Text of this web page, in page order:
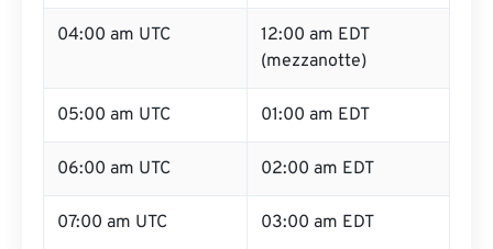
04:00 am UTC
12:00 am EDT
(mezzanotte)
05:00 am UTC 01:00 am EDT
06:00 am UTC 02:00 am EDT
07:00 am UTC 03:00 am EDT